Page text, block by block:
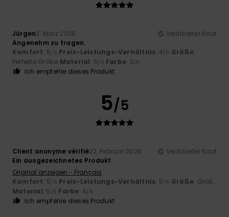
Jürgen3. März 2026
Verifizierter Kauf
Angenehm zu tragen.
Komfort: 5/5 Preis-Leistungs-Verhältnis: 4/5 Größe:
Perfekte Größe Material: 5/5 Farbe: 3/5
Ich empfehle dieses Produkt
5/5
Client anonyme vérifié22. Februar 2026
Verifizierter Kauf
Ein ausgezeichnetes Produkt
Original anzeigen - Français
Komfort: 5/5 Preis-Leistungs-Verhältnis: 5/5 Größe: Groß
Material: 5 /5 Farbe: 4/5
Ich empfehle dieses Produkt